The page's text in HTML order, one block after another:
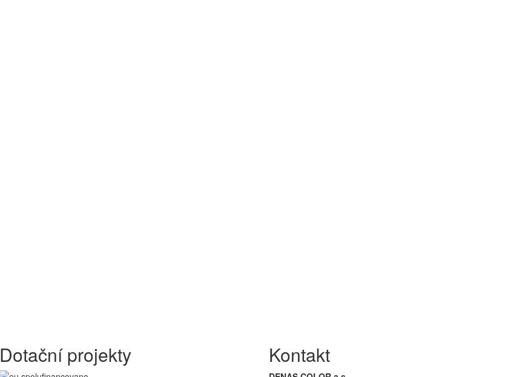
Dotační projekty Kontakt